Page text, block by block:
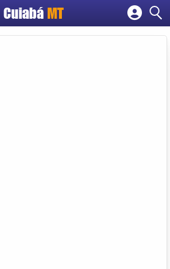
Cuiabá MT
Cadastrar empresa